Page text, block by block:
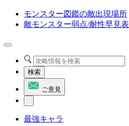
モンスター図鑑の敵出現場所
敵モンスター弱点/耐性早見表
検索
ご意見
最強キャラ